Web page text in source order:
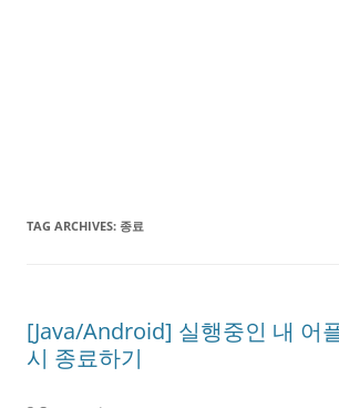
TAG ARCHIVES: 종료
[Java/Android] 실행중인 내 어
시 종료하기